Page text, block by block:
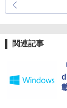
関連記事